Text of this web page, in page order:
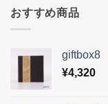
おすすめ商品
giftbox8
¥4,320